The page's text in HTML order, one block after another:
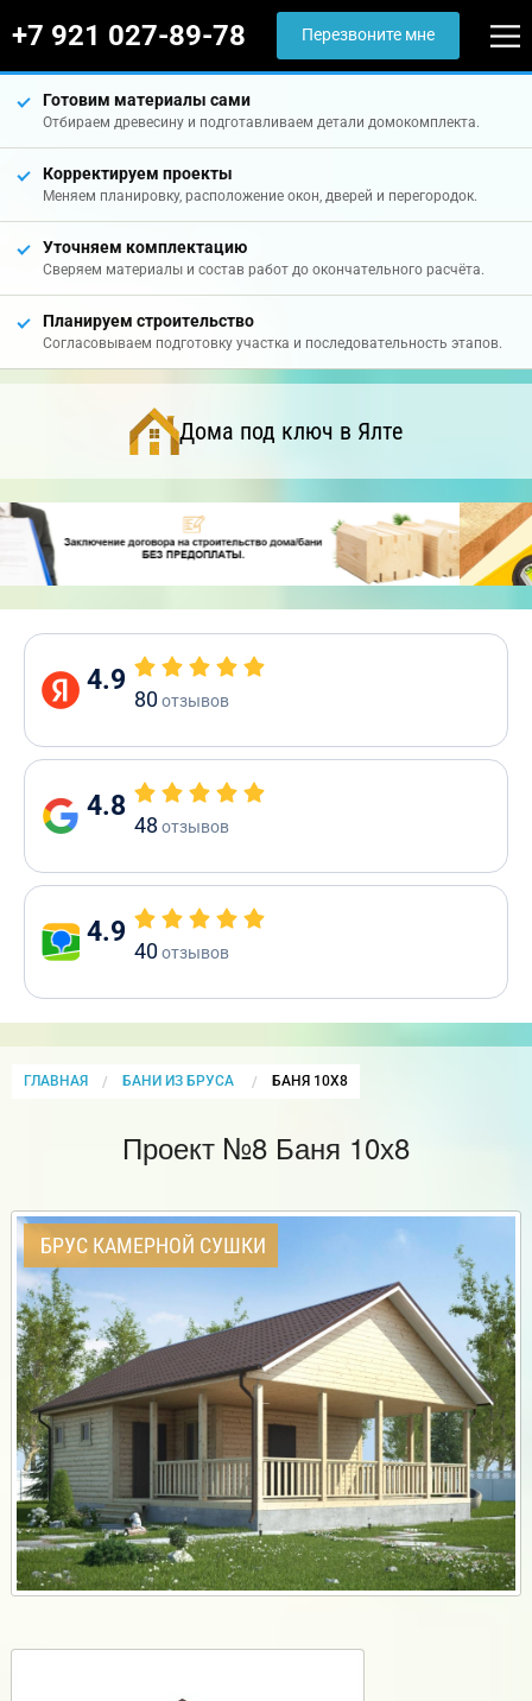
+7 921 027-89-78 Перезвоните мне
Готовим материалы сами
Отбираем древесину и подготавливаем детали домокомплекта.
Корректируем проекты
Меняем планировку, расположение окон, дверей и перегородок.
Уточняем комплектацию
Сверяем материалы и состав работ до окончательного расчёта.
Планируем строительство
Согласовываем подготовку участка и последовательность этапов.
Дома под ключ в Ялте
4.9
80отзывов
4.8
48 отзывов
4.9
40отзывов
ГЛАВНАЯ БАНИ ИЗ БРУСА CURRENT:
БАНЯ 10Х8
Проект №8 Баня 10х8
БРУС КАМЕРНОЙ СУШКИ